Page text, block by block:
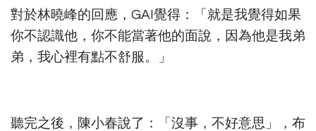
對於林曉峰的回應，GAI覺得：「就是我覺得如果
你不認識他，你不能當著他的面說，因為他是我弟
弟，我心裡有點不舒服。」
聽完之後，陳小春說了：「沒事，不好意思」，布